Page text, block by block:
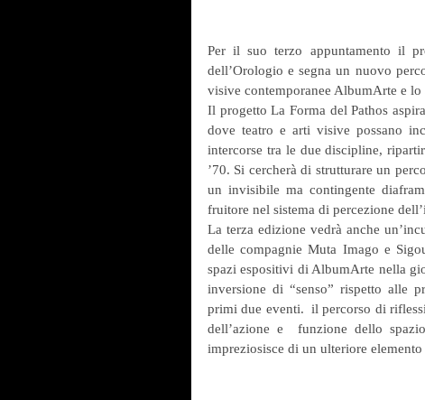
Per il suo terzo appuntamento il
dell’Orologio e segna un nuovo
visive contemporanee AlbumArte e
Il progetto La Forma del Pathos
dove teatro e arti visive possano
intercorse tra le due discipline,
’70. Si cercherà di strutturare un
un invisibile ma contingente
fruitore nel sistema di percezione
La terza edizione vedrà anche
delle compagnie Muta Imago e
spazi espositivi di AlbumArte nella
inversione di “senso” rispetto alle
primi due eventi.  il percorso di
dell’azione e  funzione dello
impreziosisce di un ulteriore